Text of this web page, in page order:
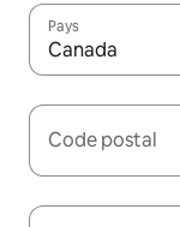
Pays
Canada
Code postal